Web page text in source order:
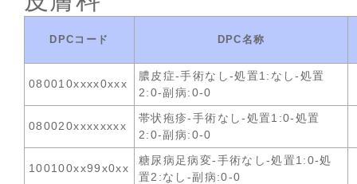
DPCコード DPC名称
080010xxxx0xxx
膿皮症-手術なし-処置1:なし-処置
2:0-副病:0-0
080020xxxxxxxx
帯状疱疹-手術なし-処置1:0-処置
2:0-副病:0-0
100100xx99x0xx
糖尿病足病変-手術なし-処置1:0-処
置2:なし-副病:0-0